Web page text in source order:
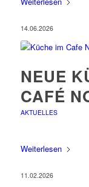
14.06.2026
NEUE
CAFÉ
AKTUELLES
Weiterlesen
11.02.2026